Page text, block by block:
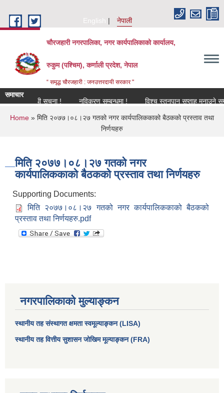
English
नेपाली
चौरजहारी नगरपालिका, नगर कार्यपालिकाको कार्यालय,
रुकुम (पश्चिम), कर्णाली प्रदेश, नेपाल
“ समृद्ध चौरजहारी : जनउत्तरदायी सरकार "
समाचार
सम्बन्धी सूचना !
नविकरण सम्बन्धमा ! विश्च स्तनपान सप्ताह मनाउने सम्बन्धी
You are here
Home » मिति २०७७।०८।२७ गतको नगर कार्यपालिककाको बैठकको प्रस्ताव तथा
निर्णयहरु
मिति २०७७।०८।२७ गतको नगर
कार्यपालिककाको बैठकको प्रस्ताव तथा निर्णयहरु
Supporting Documents:
मिति २०७७।०८।२७ गतको नगर कार्यपालिककाको बैठकको
प्रस्ताव तथा निर्णयहरु.pdf
नगरपालिकाको मुल्याङ्कन
स्थानीय तह संस्थागत क्षमता स्वमूल्याङ्कन (LISA)
स्थानीय तह वित्तीय सुशासन जोखिम मूल्याङ्कन (FRA)